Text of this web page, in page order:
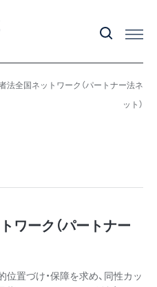
法全国ネットワーク（パートナー法ネ
ット）
ワーク（パートナー
置づけ・保障を求め、同性カッ